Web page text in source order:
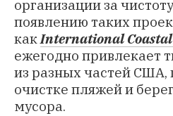
организации за
появлению таких
какInternational
ежегодно привлекает
из разных частей
очистке пляжей и
мусора.